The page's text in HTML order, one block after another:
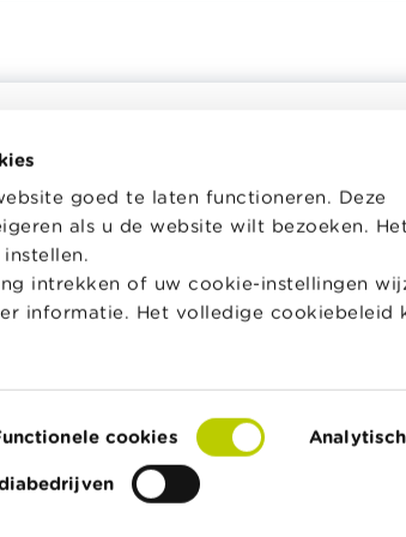
goed te laten functioneren. Deze
als u de website wilt bezoeken.
intrekken of uw cookie-instellingen
informatie. Het volledige cookiebeleid
cookies
betrouwbare
pedagogisch lesmateriaal en
aan leerkrachten om hen te
Naar Wikifin School
© FSMA